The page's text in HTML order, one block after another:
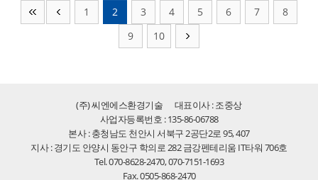
1 2 3 4 5 6 7
8
9
10
(주) 씨엔에스환경기술
대표이사 : 조중상
사업자등록번호 : 135-86-06788
본사 : 충청남도 천안시 서북구 2공단2로 95, 407
지사 : 경기도 안양시 동안구 학의로 282 금강펜테리움 IT타워 706호
Tel. 070-8628-2470, 070-7151-1693
Fax. 0505-868-2470